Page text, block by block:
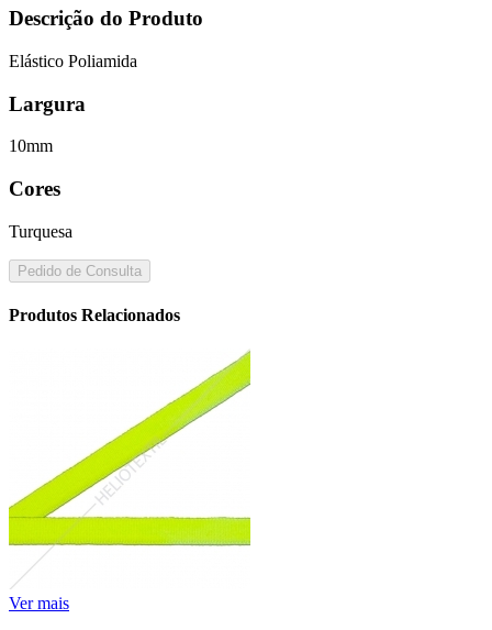
Descrição do Produto
Elástico Poliamida
Largura
10mm
Cores
Turquesa
Pedido de Consulta
Produtos Relacionados
Ver mais